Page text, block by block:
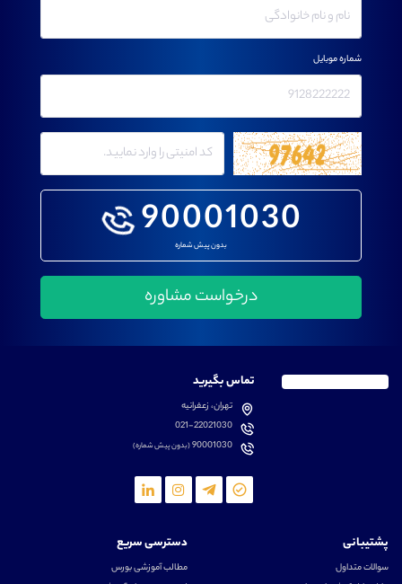
90001030
بدون پیش شماره
شماره موبایل
تماس بگیرید
تهران، زعفرانیه
021-22021030
90001030(بدون پیش شماره)
پشتیبانی
سوالات متداول
دسترسی سریع
مطالب آموزشی بورس